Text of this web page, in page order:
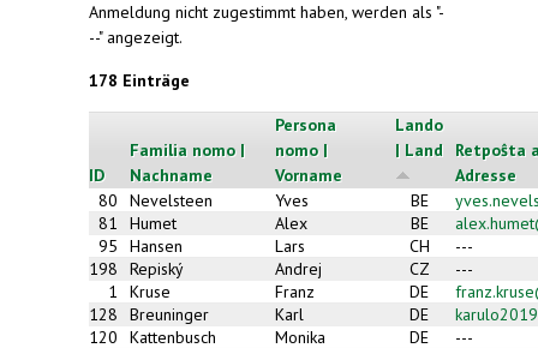
Anmeldung nicht zugestimmt haben, werden als "-
--" angezeigt.
178 Einträge
ID
Familia nomo |
Nachname
Persona
nomo |
Vorname
Lando
| Land
Retpoŝta
Adresse
80
Nevelsteen Yves BE
81
Humet Alex BE
95
Hansen Lars CH
---
198
Repiský Andrej CZ
---
1
Kruse Franz DE
128
Breuninger Karl DE
120
Kattenbusch Monika DE
---